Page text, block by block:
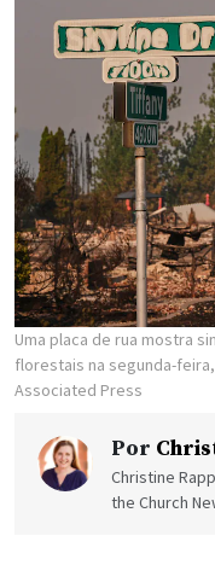
Uma placa de rua mostra
florestais na segunda-
Associated Press
Por
Christine
the Church